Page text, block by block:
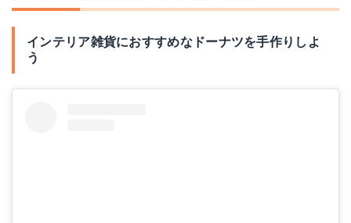
インテリア雑貨におすすめなドーナツを手作りしよ
う